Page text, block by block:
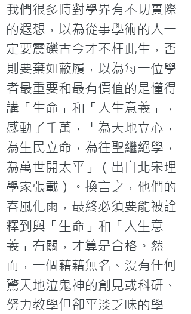
我們很多時對學界有不切實際
的遐想，以為從事學術的人一
定要震礫古今才不枉此生，否
則要棄如蔽履，以為每一位學
者最重要和最有價值的是懂得
講「生命」和「人生意義」，
感動了千萬，「為天地立心，
為生民立命，為往聖繼絕學，
為萬世開太平」（出自北宋理
學家張載）。換言之，他們的
春風化雨，最終必須要能被詮
釋到與「生命」和「人生意
義」有關，才算是合格。然
而，一個藉藉無名、沒有任何
驚天地泣鬼神的創見或科研、
努力教學但卻平淡乏味的學